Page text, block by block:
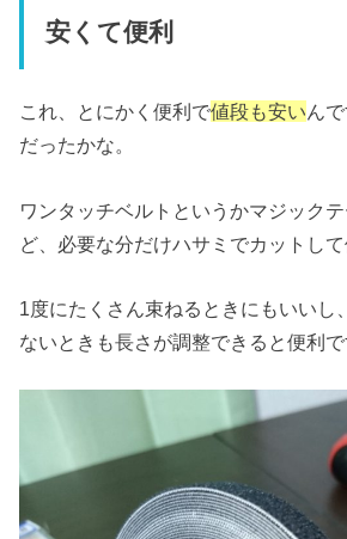
安くて便利
これ、とにかく便利で値段も安いん
だったかな。
ワンタッチベルトというかマジック
ど、必要な分だけハサミでカットして
1度にたくさん束ねるときにもいいし
ないときも長さが調整できると便利で